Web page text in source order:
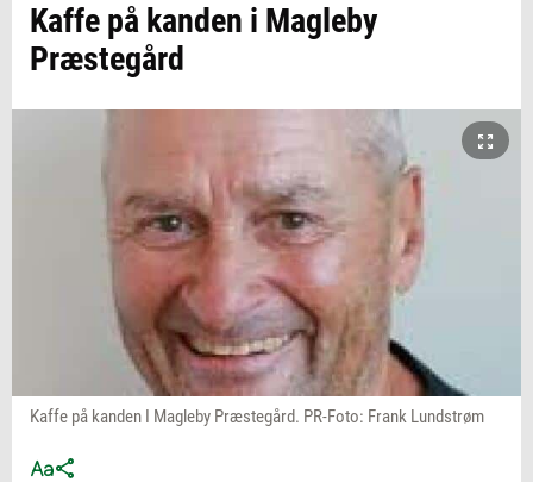
Kaffe på kanden i Magleby
Præstegård
Kaffe på kanden I Magleby Præstegård. PR-Foto: Frank Lundstrøm